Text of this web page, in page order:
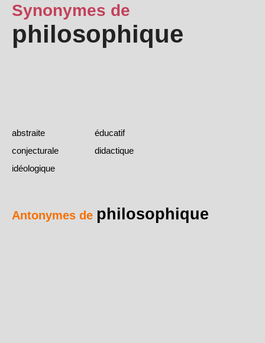
Synonymes de
philosophique
abstraite
éducatif
conjecturale
didactique
idéologique
Antonymes de philosophique